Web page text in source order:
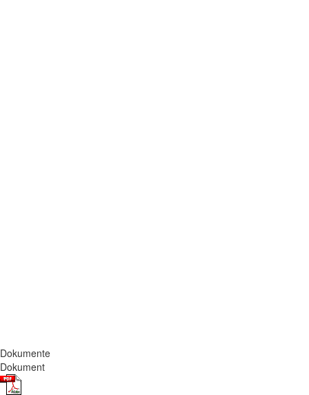
Dokumente
Dokument